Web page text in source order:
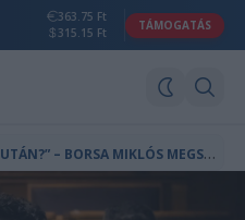
363.75 Ft
315.15 Ft
TÁMOGATÁS
„
KI MER ODAMENNI EZEK UTÁN?” – BORSA MIKLÓS MEGSZÓLALT AZ EGY NAP ALATT ELBUKOTT ÁLLÁSÁRÓL